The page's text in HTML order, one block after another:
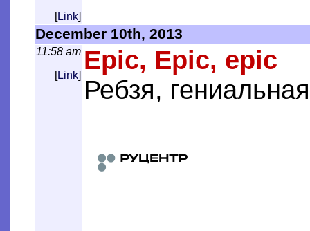
[Link]
December 10th, 2013
11:58 am
[Link]
Epic, Epic, epic
Ребзя,